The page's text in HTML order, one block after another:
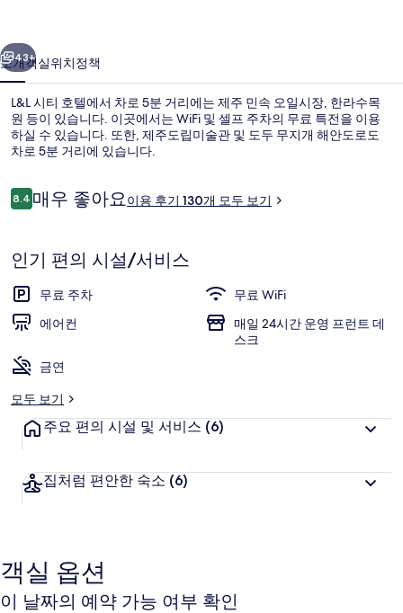
진
갤
러
리
다음
43+
소개객실위치정책
L&L 시티 호텔에서 차로 5분 거리에는 제주 민속 오일시장, 한라수목
원 등이 있습니다. 이곳에서는 WiFi 및 셀프 주차의 무료 특전을 이용
하실 수 있습니다. 또한, 제주도립미술관 및 도두 무지개 해안도로도
차로 5분 거리에 있습니다.
이
용
기
8.410점 만점 중 8.4점.
매우 좋아요이용 후기 130개 모두 보기
인기 편의 시설/서비스
무료 주차
무료 WiFi
에어컨
매일 24시간 운영 프런트 데
스크
금연
모두 보기
주요 편의 시설 및 서비스 (6)
집처럼 편안한 숙소 (6)
객실 옵션
이 날짜의 예약 가능 여부 확인